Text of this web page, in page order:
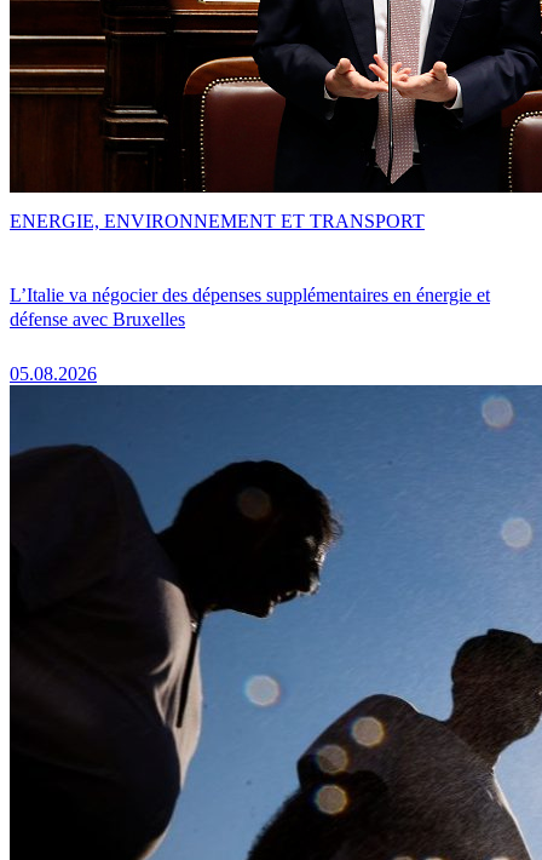
L’Italie va négocier des dépenses supplémentaires en énergie et
défense avec Bruxelles
05.08.2026
ENERGIE, ENVIRONNEMENT ET TRANSPORT